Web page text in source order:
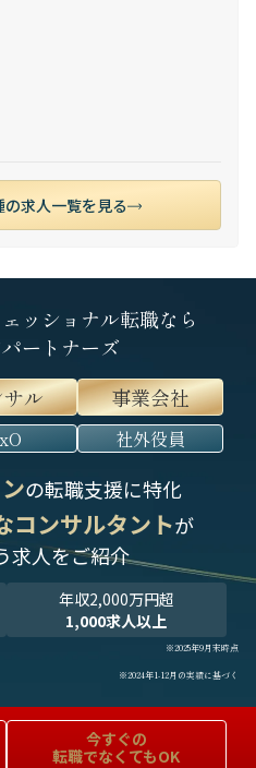
求人一覧を見る
ッショナル転職なら
ートナーズ
ル 事業会社
社外役員
の転職支援に特化
コンサルタントが
求人をご紹介
年収2,000万円超
1,000求人以上
※2025年9月末時点
※2024年1-12月の実績に基づく
今すぐの
転職でなくてもOK